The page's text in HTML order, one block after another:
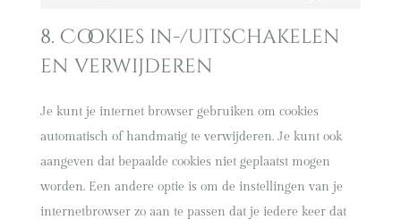
8. Cookies in-/uitschakelen
en verwijderen
Je kunt je internet browser gebruiken om cookies
automatisch of handmatig te verwijderen. Je kunt ook
aangeven dat bepaalde cookies niet geplaatst mogen
worden. Een andere optie is om de instellingen van je
internetbrowser zo aan te passen dat je iedere keer dat